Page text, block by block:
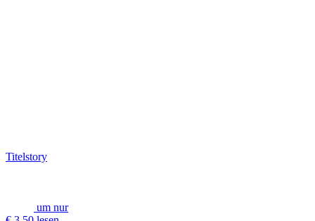
Titelstory
um nur